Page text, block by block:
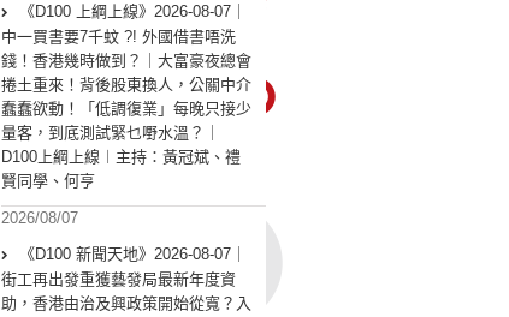
《D100 上綱上線》2026-08-07｜
中一買書要7千蚊 ?! 外國借書唔洗
錢！香港幾時做到？｜大富豪夜總會
捲土重來！背後股東換人，公關中介
蠢蠢欲動！「低調復業」每晚只接少
量客，到底測試緊乜嘢水溫？｜
D100上綱上線︱主持：黃冠斌、禮
賢同學、何亨
2026/08/07
《D100 新聞天地》2026-08-07｜
街工再出發重獲藝發局最新年度資
助，香港由治及興政策開始從寬？入